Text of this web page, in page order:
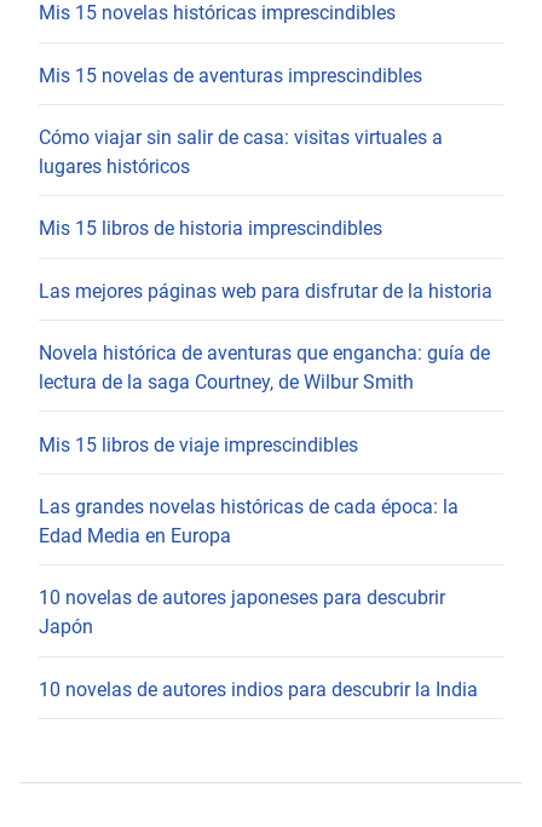
Mis 15 novelas históricas imprescindibles
Mis 15 novelas de aventuras imprescindibles
Cómo viajar sin salir de casa: visitas virtuales a
lugares históricos
Mis 15 libros de historia imprescindibles
Las mejores páginas web para disfrutar de la historia
Novela histórica de aventuras que engancha: guía de
lectura de la saga Courtney, de Wilbur Smith
Mis 15 libros de viaje imprescindibles
Las grandes novelas históricas de cada época: la
Edad Media en Europa
10 novelas de autores japoneses para descubrir
Japón
10 novelas de autores indios para descubrir la India